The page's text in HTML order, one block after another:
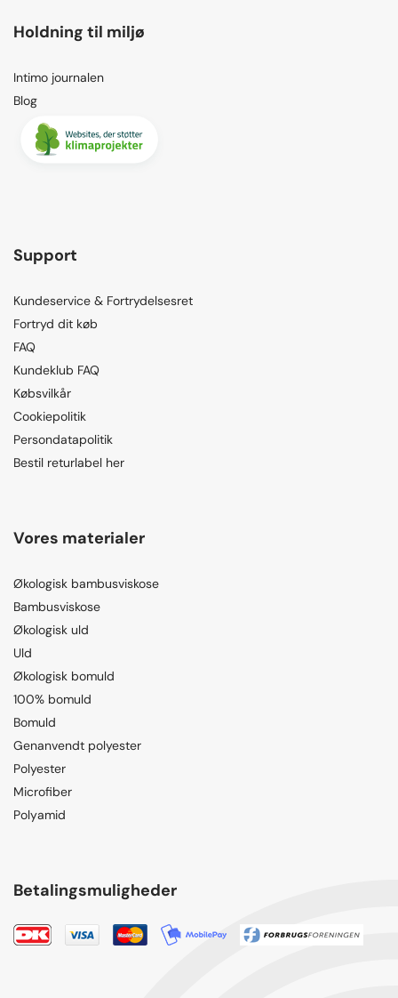
Holdning til miljø
Intimo journalen
Blog
Support
Kundeservice & Fortrydelsesret
Fortryd dit køb
FAQ
Kundeklub FAQ
Købsvilkår
Cookiepolitik
Persondatapolitik
Bestil returlabel her
Vores materialer
Økologisk bambusviskose
Bambusviskose
Økologisk uld
Uld
Økologisk bomuld
100% bomuld
Bomuld
Genanvendt polyester
Polyester
Microfiber
Polyamid
Betalingsmuligheder